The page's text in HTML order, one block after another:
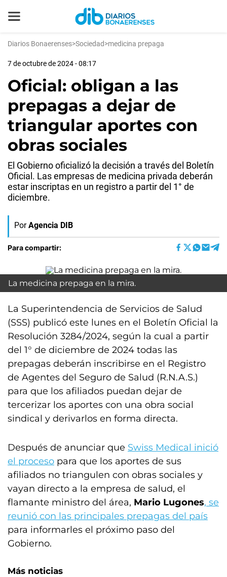
Diarios Bonaerenses>Sociedad>medicina prepaga
7 de octubre de 2024 - 08:17
Oficial: obligan a las
prepagas a dejar de
triangular aportes con
obras sociales
El Gobierno oficializó la decisión a través del Boletín
Oficial. Las empresas de medicina privada deberán
estar inscriptas en un registro a partir del 1° de
diciembre.
Por Agencia DIB
Para compartir:
La medicina prepaga en la mira.
La Superintendencia de Servicios de Salud
(SSS) publicó este lunes en el Boletín Oficial la
Resolución 3284/2024, según la cual a partir
del 1° de diciembre de 2024 todas las
prepagas deberán inscribirse en el Registro
de Agentes del Seguro de Salud (R.N.A.S.)
para que los afiliados puedan dejar de
tercerizar los aportes con una obra social
sindical y derivarlos en forma directa.
Después de anunciar que Swiss Medical inició
el proceso para que los aportes de sus
afiliados no triangulen con obras sociales y
vayan directo a la empresa de salud, el
flamante ministro del área, Mario Lugones, se
reunió con las principales prepagas del país
para informarles el próximo paso del
Gobierno.
Más noticias